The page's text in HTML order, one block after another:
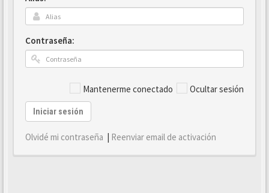
Contraseña:
Mantenerme conectado Ocultar sesión
Iniciar sesión
Olvidé mi contraseña | Reenviar email de activación